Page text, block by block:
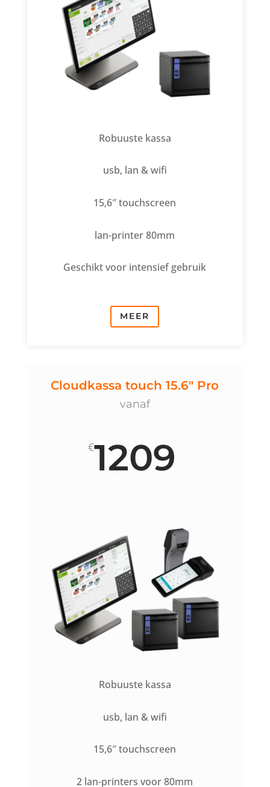
Robuuste kassa
usb, lan & wifi
15,6″ touchscreen
lan-printer 80mm
Geschikt voor intensief gebruik
MEER
Cloudkassa touch 15.6" Pro
vanaf
€1209
Robuuste kassa
usb, lan & wifi
15,6″ touchscreen
2 lan-printers voor 80mm